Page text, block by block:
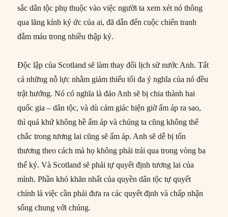
sắc dân tộc phụ thuộc vào việc người ta xem xét nó thông
qua lăng kính ký ức của ai, đã dẫn đến cuộc chiến tranh
đẫm máu trong nhiều thập kỷ.
Độc lập của Scotland sẽ làm thay đổi lịch sử nước Anh. Tất
cả những nỗ lực nhằm giảm thiểu tối đa ý nghĩa của nó đều
trật hướng. Nó có nghĩa là đảo Anh sẽ bị chia thành hai
quốc gia – dân tộc, và dù cảm giác hiện giờ ấm áp ra sao,
thì quá khứ không hề ấm áp và chúng ta cũng không thể
chắc trong tương lai cũng sẽ ấm áp. Anh sẽ dễ bị tổn
thương theo cách mà họ không phải trải qua trong vòng ba
thế kỷ. Và Scotland sẽ phải tự quyết định tương lai của
mình. Phần khó khăn nhất của quyền dân tộc tự quyết
chính là việc cần phải đưa ra các quyết định và chấp nhận
sống chung với chúng.